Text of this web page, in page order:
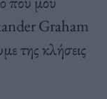
Graham
της κλήσεις